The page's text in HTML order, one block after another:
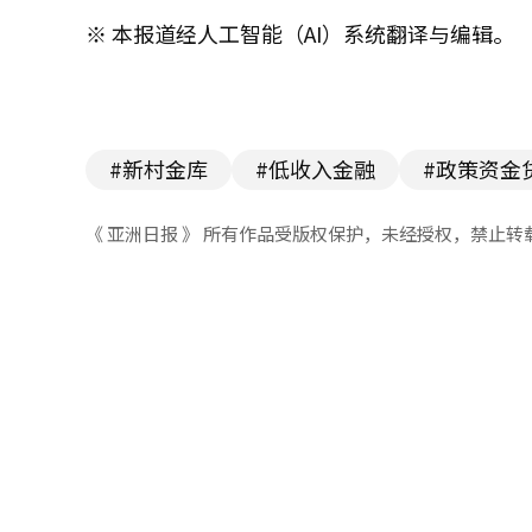
※ 本报道经人工智能（AI）系统翻译与编辑。
#新村金库 #低收入金融 #政策资金
《 亚洲日报 》 所有作品受版权保护，未经授权，禁止转